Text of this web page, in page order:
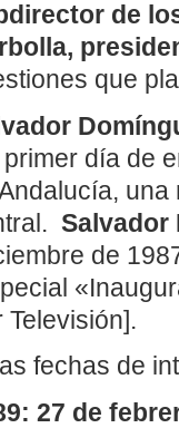
de
que
primer día de
Salvador
de
Televisión].
fechas de
27 de